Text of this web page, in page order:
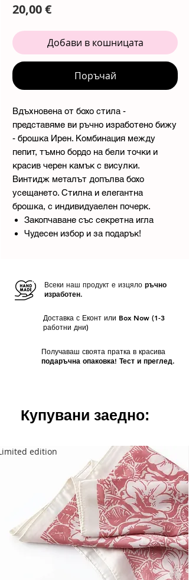
20,00 €Цена
Добави в кошницата
Поръчай
Вдъхновена от бохо стила -
представяме ви ръчно изработено бижу
- брошка Ирен. Комбинация между
пепит, тъмно бордо на бели точки и
красив черен камък с висулки.
Винтидж металът допълва бохо
усещането. Стилна и елегантна
брошка, с индивидуаелен почерк.
Закопчаване със секретна игла
Чудесен избор и за подарък!
Всеки наш продукт е изцяло ръчно
изработен.
Доставка с Еконт или Box Now (1-3
работни дни)
Получаваш своята пратка в красива
подаръчна опаковка! Тест и преглед.
Купувани заедно:
edition